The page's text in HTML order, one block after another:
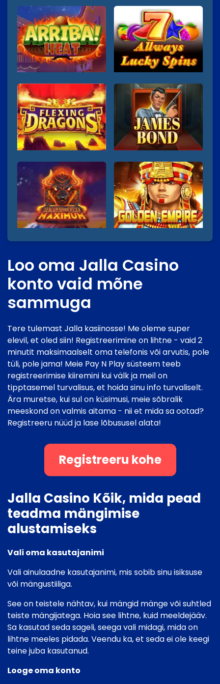
Loo oma Jalla Casino
konto vaid mõne
sammuga
Tere tulemast Jalla kasiinosse! Me oleme super
elevil, et oled siin! Registreerimine on lihtne - vaid 2
minutit maksimaalselt oma telefonis või arvutis, pole
tüli, pole jama! Meie Pay N Play süsteem teeb
registreerimise kiiremini kui välk ja meil on
tipptasemel turvalisus, et hoida sinu info turvaliselt.
Ära muretse, kui sul on küsimusi, meie sõbralik
meeskond on valmis aitama - nii et mida sa ootad?
Registreeru nüüd ja lase lõbususel alata!
Registreeru kohe
Jalla Casino Kõik, mida pead
teadma mängimise
alustamiseks
Vali oma kasutajanimi
Vali ainulaadne kasutajanimi, mis sobib sinu isiksuse
või mängustiiliga.
See on teistele nähtav, kui mängid mänge või suhtled
teiste mängijatega. Hoia see lihtne, kuid meeldejääv.
Sa kasutad seda sageli, seega vali midagi, mida on
lihtne meeles pidada. Veendu ka, et seda ei ole keegi
teine juba kasutanud.
Looge oma konto